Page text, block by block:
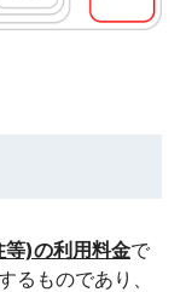
)の利用料金で
るものであり、